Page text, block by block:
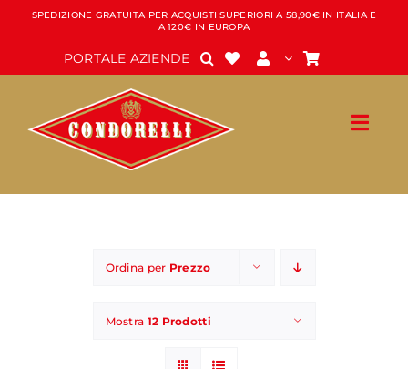
Salta
contenuto
SPEDIZIONE GRATUITA PER ACQUISTI SUPERIORI A 58,90€ IN ITALIA E
A 120€ IN EUROPA
PORTALE AZIENDE
Ordina per Prezzo
Mostra 12 Prodotti